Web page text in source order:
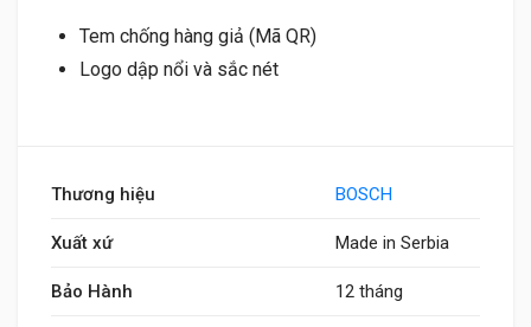
Tem chống hàng giả (Mã QR)
Logo dập nổi và sắc nét
Thương hiệu BOSCH
Xuất xứ Made in Serbia
Bảo Hành 12 tháng